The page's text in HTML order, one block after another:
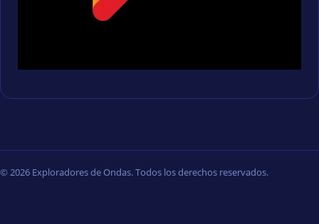
© 2026 Exploradores de Ondas. Todos los derechos reservados.